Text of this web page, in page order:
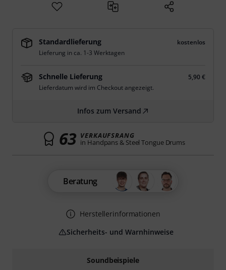
Soundbeispiele
Standardlieferung
kostenlos
Lieferung in ca. 1-3 Werktagen
Schnelle Lieferung
5,90 €
Lieferdatum wird im Checkout angezeigt.
Infos zum Versand
63 VERKAUFSRANG
in Handpans & Steel Tongue Drums
Beratung
Herstellerinformationen
Sicherheits- und Warnhinweise